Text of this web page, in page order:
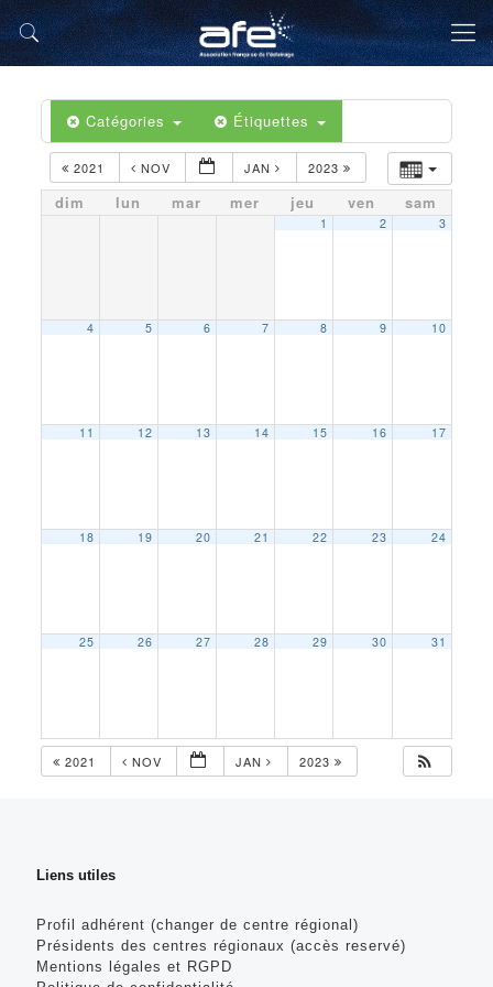
Catégories Étiquettes
2021 NOV JAN 2023
dim lun mar mer jeu ven sam
1 2 3
4 5 6 7 8 9 10
11 12 13 14 15 16 17
18 19 20 21 22 23 24
25 26 27 28 29 30 31
2021 NOV JAN 2023
Liens utiles
Profil adhérent (changer de centre régional)
Présidents des centres régionaux (accès reservé)
Mentions légales et RGPD